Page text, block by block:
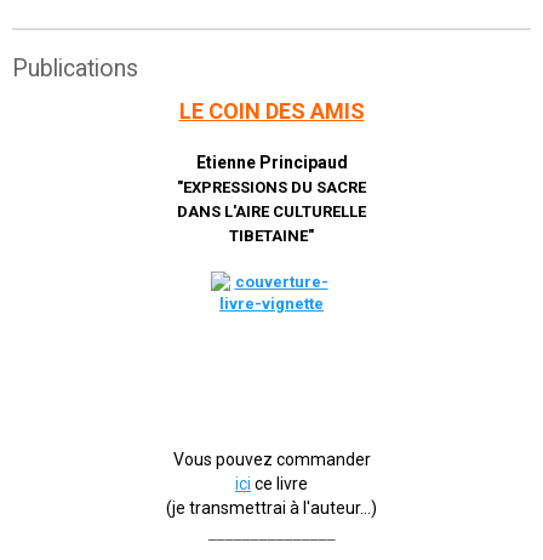
Publications
LE COIN DES AMIS
Etienne Principaud
"EXPRESSIONS DU SACRE
DANS L'AIRE CULTURELLE
TIBETAINE"
Vous pouvez commander
ici ce livre
(je transmettrai à l'auteur...)